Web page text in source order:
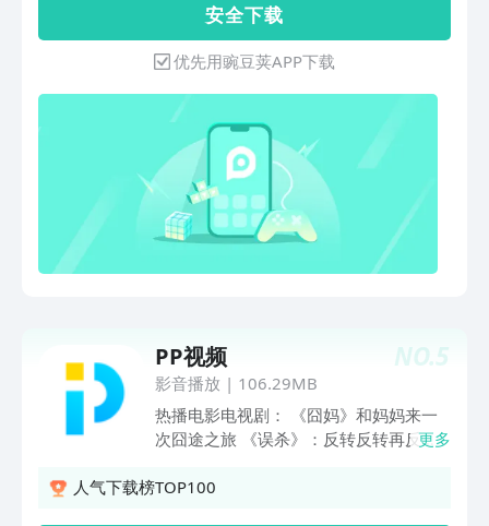
员》霸王龙奇妙寻亲记 《猪猪侠之幸福
救援队》：化解童话世界的危机 【海量
资源等你发掘】 电影：《检察风云》
《你是凶手》《神探大战》《交换人生》
《消失的凶手》《找到你》《入殓师》
《温柔壳》《一周的朋友》《暗恋橘生淮
南》《铤而走险》《深海危机》 电视
剧：《冷枪手》《流光之下》《国家底
线》《乱世危情》《冰雪尖刀连》《东北
剿匪记》《诚忠堂》《桃花依旧笑春风》
《午夜蝴蝶》《迷局1931》《老闺蜜》
与布O》《开心超人联盟之星际联盟》
《小英雄雨来》《花精灵之嘻哈大冒险》
《亿唐格林童话故事》
安 全 下 载
优先用豌豆荚APP下载
NO.5
PP视频
影音播放 | 106.29MB
热播电影电视剧： 《囧妈》和妈妈来一
次囧途之旅 《误杀》：反转反转再反
元之恋” 《疯狂的外星人》：黄渤&沈腾
更多
人气下载榜TOP100